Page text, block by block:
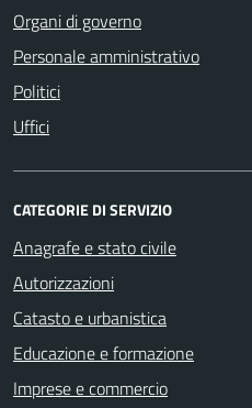
Organi di governo
Personale amministrativo
Politici
Uffici
CATEGORIE DI SERVIZIO
Anagrafe e stato civile
Autorizzazioni
Catasto e urbanistica
Educazione e formazione
Imprese e commercio